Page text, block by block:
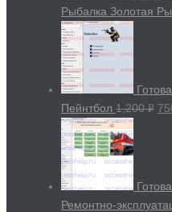
Рыбалка Золотая
Пейнтбол 1,200Р
Ремонтно-